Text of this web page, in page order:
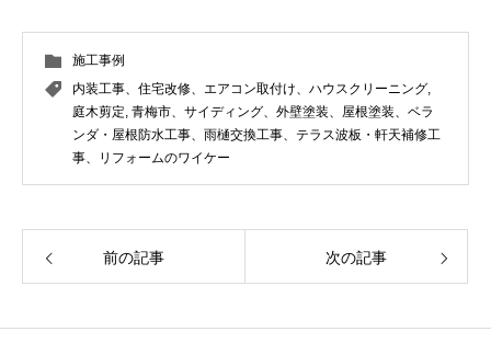
施工事例
内装工事、住宅改修、エアコン取付け、ハウスクリーニング,
庭木剪定, 青梅市、サイディング、外壁塗装、屋根塗装、ベラ
ンダ・屋根防水工事、雨樋交換工事、テラス波板・軒天補修工
事、リフォームのワイケー
前の記事 次の記事